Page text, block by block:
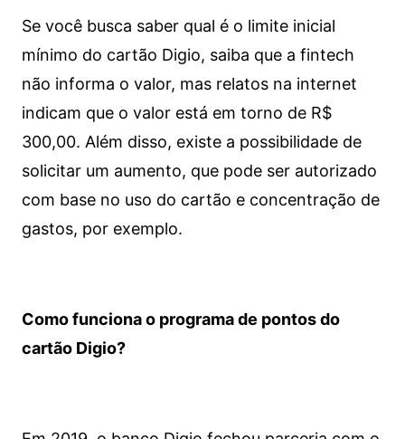
Se você busca saber qual é o limite inicial
mínimo do cartão Digio, saiba que a fintech
não informa o valor, mas relatos na internet
indicam que o valor está em torno de R$
300,00. Além disso, existe a possibilidade de
solicitar um aumento, que pode ser autorizado
com base no uso do cartão e concentração de
gastos, por exemplo.
Como funciona o programa de pontos do
cartão Digio?